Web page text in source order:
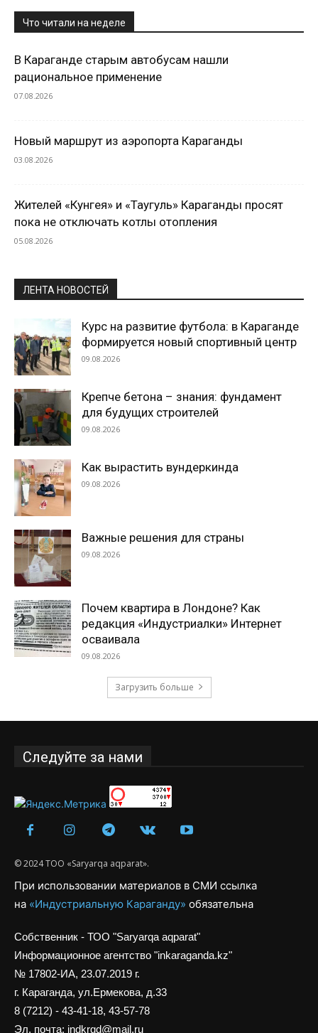
Что читали на неделе
В Караганде старым автобусам нашли
рациональное применение
07.08.2026
Новый маршрут из аэропорта Караганды
03.08.2026
Жителей «Кунгея» и «Таугуль» Караганды просят
пока не отключать котлы отопления
05.08.2026
ЛЕНТА НОВОСТЕЙ
Курс на развитие футбола: в Караганде
формируется новый спортивный центр
09.08.2026
Крепче бетона – знания: фундамент
для будущих строителей
09.08.2026
Как вырастить вундеркинда
09.08.2026
Важные решения для страны
09.08.2026
Почем квартира в Лондоне? Как
редакция «Индустриалки» Интернет
осваивала
09.08.2026
Загрузить больше
Следуйте за нами
© 2024 ТОО «Saryarqa aqparat».
При использовании материалов в СМИ ссылка
на «Индустриальную Караганду» обязательна
Собственник - ТОО "Saryarqa aqparat"
Информационное агентство "inkaraganda.kz"
№ 17802-ИА, 23.07.2019 г.
г. Караганда, ул.Ермекова, д.33
8 (7212) - 43-41-18, 43-57-78
Эл. почта: indkrgd@mail.ru